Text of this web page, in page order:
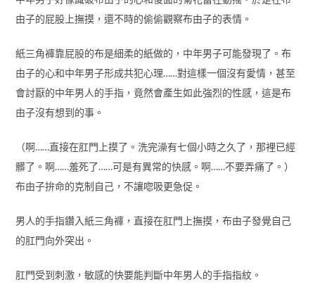
由子的屁股上撫摸，還不時的偷偷觀察布由子的表情。
紙三角褲靠屁股的布是細柔的紙做的，中年男子可能發現了。布
由子的心和中年男子形成共犯心理……對這樣一個沒有愛情，甚至
會討厭的中年男人的手指，竟然會產生如此強烈的性感，這是布
由子沒有想到的事。
（啊……直接在肛門上摸了。洗完澡有七個小時之久了，那裡已經
髒了。啊……羞死了……可是有異常的快感。啊……不要弄痛了。）
布由子拚命的克制自己，不讓唿吸更急促。
男人的手指鑽入紙三角褲，直接在肛門上撫摸，布由子發覺自己
的肛門向外突出。
肛門受到刺激，敏感的快要能判斷中年男人的手指指紋。